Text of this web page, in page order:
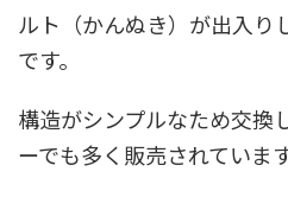
ルト（かんぬき）が出入り
です。
構造がシンプルなため交換
ーでも多く販売されています